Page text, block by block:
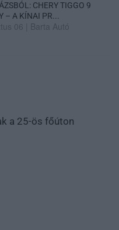
CHERY TIGGO 9
– A KÍNAI PR...
06 Barta Autó
a 25-ös főúton